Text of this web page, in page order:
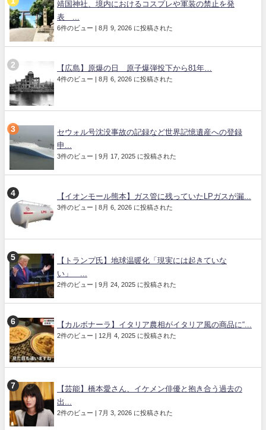
靖国神社、境内におけるコスプレや軍装の禁止を発
表 ...
6件のビュー | 8月 9, 2026 に投稿された
【広島】原爆の日 原子爆弾投下から81年…
4件のビュー | 8月 6, 2026 に投稿された
セウォル号沈没事故の記録など世界記憶遺産への登録
申...
3件のビュー | 9月 17, 2025 に投稿された
【イオンモール熊本】ガス管に残っていたLPガスが漏...
3件のビュー | 8月 6, 2026 に投稿された
【トランプ氏】地球温暖化「現実には起きていな
い」 ...
2件のビュー | 9月 24, 2025 に投稿された
【カルボナーラ】イタリア農相がイタリア風の商品に“...
2件のビュー | 12月 4, 2025 に投稿された
【芸能】橋本愛さん、イケメン俳優と抱き合う過去の
出...
2件のビュー | 7月 3, 2026 に投稿された